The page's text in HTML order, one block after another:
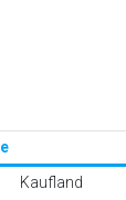
Kaufland